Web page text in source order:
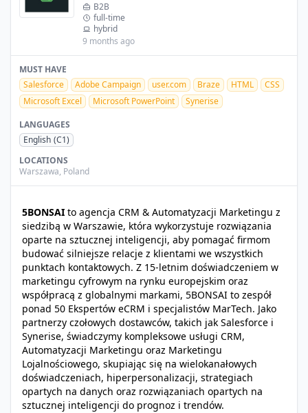
B2B
full-time
hybrid
9 months ago
MUST HAVE
Salesforce
Adobe Campaign user.com Braze HTML
CSS
Microsoft Excel
Microsoft PowerPoint
Synerise
LANGUAGES
English (C1)
LOCATIONS
Warszawa, Poland
5BONSAI to agencja CRM & Automatyzacji Marketingu z
siedzibą w Warszawie, która wykorzystuje rozwiązania
oparte na sztucznej inteligencji, aby pomagać firmom
budować silniejsze relacje z klientami we wszystkich
punktach kontaktowych. Z 15-letnim doświadczeniem w
marketingu cyfrowym na rynku europejskim oraz
współpracą z globalnymi markami, 5BONSAI to zespół
ponad 50 Ekspertów eCRM i specjalistów MarTech. Jako
partnerzy czołowych dostawców, takich jak Salesforce i
Synerise, świadczymy kompleksowe usługi CRM,
Automatyzacji Marketingu oraz Marketingu
Lojalnościowego, skupiając się na wielokanałowych
doświadczeniach, hiperpersonalizacji, strategiach
opartych na danych oraz rozwiązaniach opartych na
sztucznej inteligencji do prognoz i trendów.